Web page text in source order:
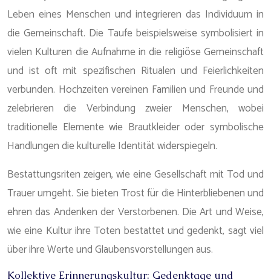
Leben eines Menschen und integrieren das Individuum in
die Gemeinschaft. Die Taufe beispielsweise symbolisiert in
vielen Kulturen die Aufnahme in die religiöse Gemeinschaft
und ist oft mit spezifischen Ritualen und Feierlichkeiten
verbunden. Hochzeiten vereinen Familien und Freunde und
zelebrieren die Verbindung zweier Menschen, wobei
traditionelle Elemente wie Brautkleider oder symbolische
Handlungen die kulturelle Identität widerspiegeln.
Bestattungsriten zeigen, wie eine Gesellschaft mit Tod und
Trauer umgeht. Sie bieten Trost für die Hinterbliebenen und
ehren das Andenken der Verstorbenen. Die Art und Weise,
wie eine Kultur ihre Toten bestattet und gedenkt, sagt viel
über ihre Werte und Glaubensvorstellungen aus.
Kollektive Erinnerungskultur: Gedenktage und